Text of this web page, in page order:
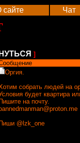
сайте Чат
]
Оргия.
собрать людей на
будет квартира
Пишите на почту.
bannedmanman@proton.me
Пиши @lzk_one